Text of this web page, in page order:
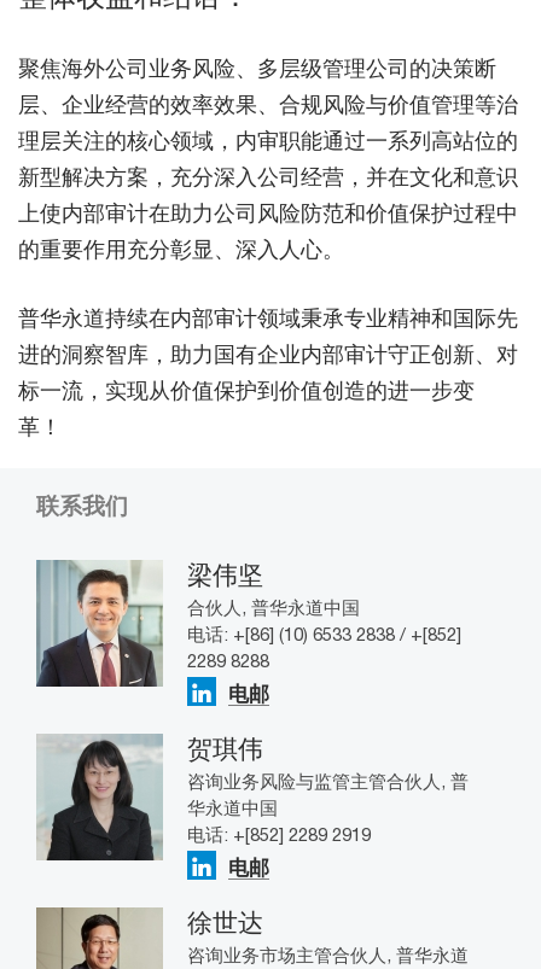
聚焦海外公司业务风险、多层级管理公司的决策断
层、企业经营的效率效果、合规风险与价值管理等治
理层关注的核心领域，内审职能通过一系列高站位的
新型解决方案，充分深入公司经营，并在文化和意识
上使内部审计在助力公司风险防范和价值保护过程中
的重要作用充分彰显、深入人心。
普华永道持续在内部审计领域秉承专业精神和国际先
进的洞察智库，助力国有企业内部审计守正创新、对
标一流，实现从价值保护到价值创造的进一步变
革！
联系我们
梁伟坚
合伙人, 普华永道中国
电话: +[86] (10) 6533 2838 / +[852]
2289 8288
电邮
贺琪伟
咨询业务风险与监管主管合伙人, 普
华永道中国
电话: +[852] 2289 2919
电邮
徐世达
咨询业务市场主管合伙人, 普华永道